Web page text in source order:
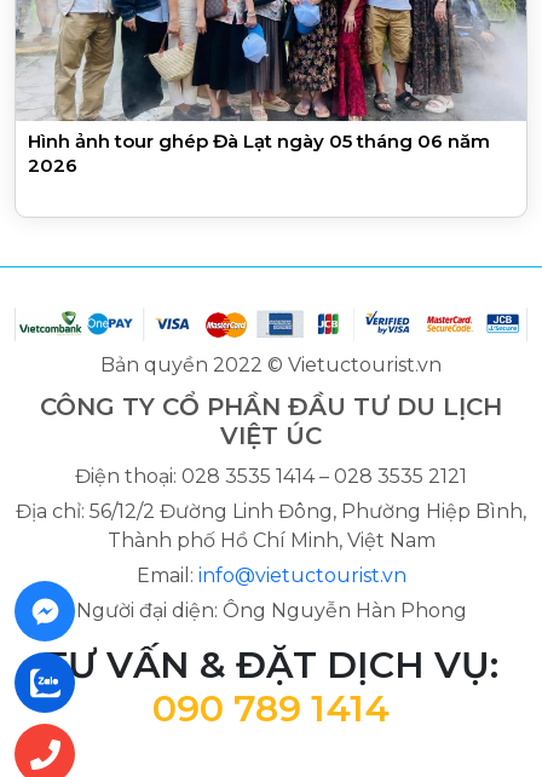
Hình ảnh tour ghép Đà Lạt ngày 05 tháng 06 năm
2026
Bản quyền 2022 © Vietuctourist.vn
CÔNG TY CỔ PHẦN ĐẦU TƯ DU LỊCH
VIỆT ÚC
Điện thoại: 028 3535 1414 – 028 3535 2121
Địa chỉ: 56/12/2 Đường Linh Đông, Phường Hiệp Bình,
Thành phố Hồ Chí Minh, Việt Nam
Email: info@vietuctourist.vn
Người đại diện: Ông Nguyễn Hàn Phong
TƯ VẤN & ĐẶT DỊCH VỤ:
090 789 1414